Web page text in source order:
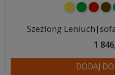
żółtyzielony
Szezlong
1
DODAJ